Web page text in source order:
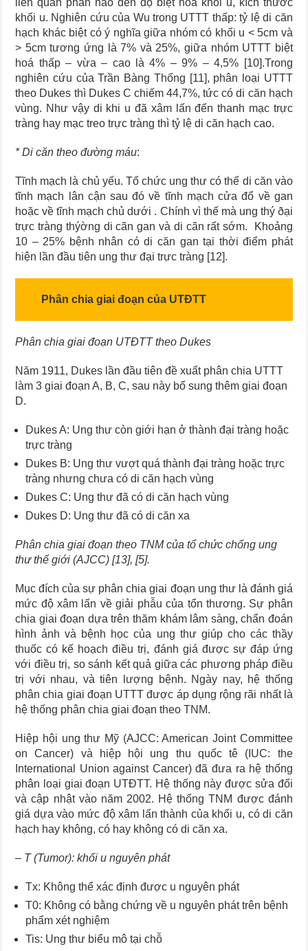
liên quan phần nào đến độ biệt hoá khối u, kích thước
khối u. Nghiên cứu của Wu trong UTTT thấp: tỷ lệ di căn
hạch khác biệt có ý nghĩa giữa nhóm có khối u < 5cm và
> 5cm tương ứng là 7% và 25%, giữa nhóm UTTT biệt
hoá thấp – vừa – cao là 4% – 9% – 4,5% [10].Trong
nghiên cứu của Trần Bàng Thống [11], phân loại UTTT
theo Dukes thì Dukes C chiếm 44,7%, tức có di căn hạch
vùng. Như vậy di khi u đã xâm lấn đến thanh mạc trực
tràng hay mạc treo trực tràng thì tỷ lệ di căn hạch cao.
* Di căn theo đường máu:
Tĩnh mạch là chủ yếu. Tổ chức ung thư có thể di căn vào
tĩnh mạch lân cận sau đó về tĩnh mạch cửa đổ về gan
hoặc về tĩnh mạch chủ dưới . Chính vì thế mà ung thý ðại
trực tràng thýờng di cãn gan và di cãn rất sớm. Khoảng
10 – 25% bệnh nhân có di căn gan tại thời điểm phát
hiện lần đầu tiên ung thư đại trực tràng [12].
Phân chia giai đoạn của UTĐTT
Phân chia giai đoạn UTĐTT theo Dukes
Năm 1911, Dukes lần đầu tiên đề xuất phân chia UTTT
làm 3 giai đoạn A, B, C, sau này bổ sung thêm giai đoạn
D.
Dukes A: Ung thư còn giới hạn ở thành đại tràng hoặc
trực tràng
Dukes B: Ung thư vượt quá thành đại tràng hoặc trực
tràng nhưng chưa có di căn hạch vùng
Dukes C: Ung thư đã có di căn hạch vùng
Dukes D: Ung thư đã có di căn xa
Phân chia giai đoạn theo TNM của tổ chức chống ung
thư thế giới (AJCC) [13], [5].
Mục đích của sự phân chia giai đoạn ung thư là đánh giá
mức độ xâm lấn về giải phẫu của tổn thương. Sự phân
chia giai đoạn dựa trên thăm khám lâm sàng, chẩn đoán
hình ảnh và bệnh học của ung thư giúp cho các thầy
thuốc có kế hoạch điều trị, đánh giá được sự đáp ứng
với điều trị, so sánh kết quả giữa các phương pháp điều
trị với nhau, và tiên lượng bệnh. Ngày nay, hệ thống
phân chia giai đoạn UTTT được áp dụng rộng rãi nhất là
hệ thống phân chia giai đoạn theo TNM.
Hiệp hội ung thư Mỹ (AJCC: American Joint Committee
on Cancer) và hiệp hội ung thu quốc tê (IUC: the
International Union against Cancer) đã đưa ra hệ thống
phân loại giai đoạn UTĐTT. Hệ thống này được sửa đổi
và cập nhật vào năm 2002. Hệ thống TNM được đánh
giá dựa vào mức độ xâm lấn thành của khối u, có di căn
hạch hay không, có hay không có di căn xa.
– T (Tumor): khối u nguyên phát
Tx: Không thể xác định được u nguyên phát
T0: Không có bằng chứng về u nguyên phát trên bệnh
phẩm xét nghiệm
Tis: Ung thư biểu mô tại chỗ